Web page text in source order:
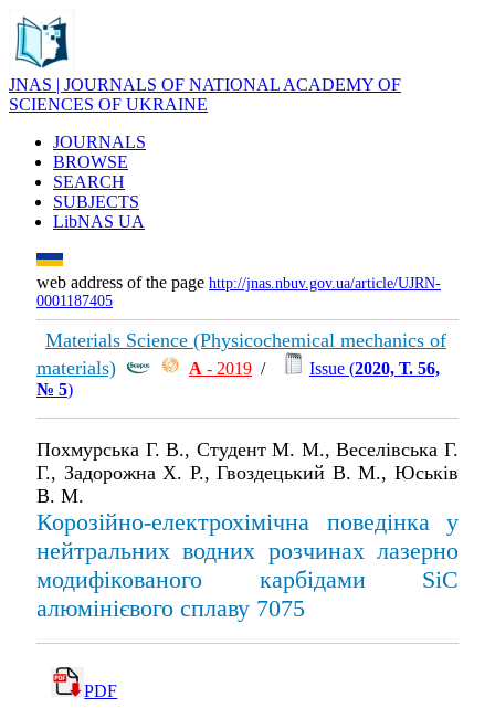
JNAS | JOURNALS OF NATIONAL ACADEMY OF
SCIENCES OF UKRAINE
JOURNALS
BROWSE
SEARCH
SUBJECTS
LibNAS UA
web address of the page http://jnas.nbuv.gov.ua/article/UJRN-
0001187405
Materials Science (Physicochemical mechanics of
materials)
А - 2019 / Issue (2020, Т. 56,
№ 5)
Похмурська Г. В., Студент М. М., Веселівська Г.
Г., Задорожна Х. Р., Гвоздецький В. М., Юськів
В. М.
Корозійно-електрохімічна поведінка у
нейтральних водних розчинах лазерно
модифікованого карбідами SiC
алюмінієвого сплаву 7075
PDF